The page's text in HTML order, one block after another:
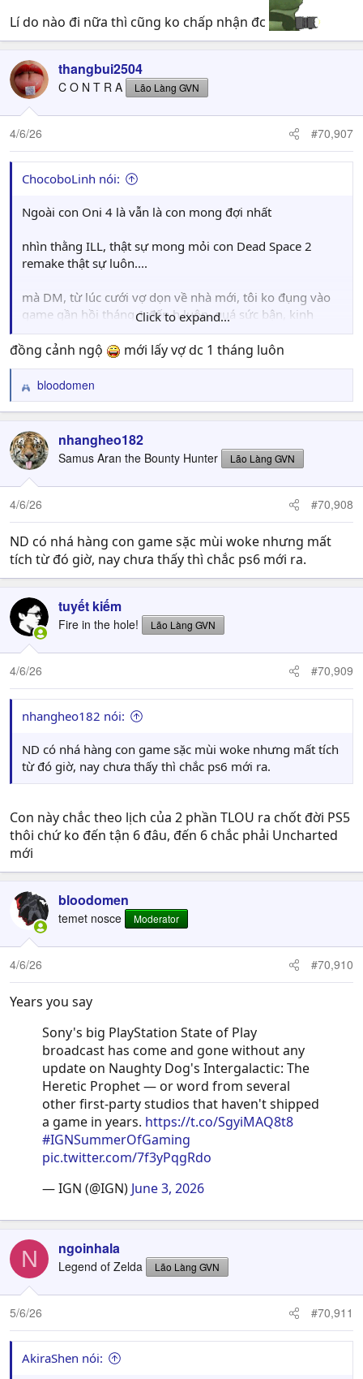
Lí do nào đi nữa thì cũng ko chấp nhận đc
thangbui2504
C O N T R A Lão Làng GVN
4/6/26 #70,907
ChocoboLinh nói:
Ngoài con Oni 4 là vẫn là con mong đợi nhất
nhìn thằng ILL, thật sự mong mỏi con Dead Space 2
remake thật sự luôn....
mà DM, từ lúc cưới vợ dọn về nhà mới, tôi ko đụng vào
game gần hồi tháng 1 đến h luôn, quá sức bận, kinh
khủng.
Click to expand...
đồng cảnh ngộ mới lấy vợ dc 1 tháng luôn
R
e
c
t
i
o
n
bloodomen
nhangheo182
Samus Aran the Bounty Hunter Lão Làng GVN
4/6/26 #70,908
ND có nhá hàng con game sặc mùi woke nhưng mất
tích từ đó giờ, nay chưa thấy thì chắc ps6 mới ra.
tuyết kiếm
Fire in the hole! Lão Làng GVN
4/6/26 #70,909
nhangheo182 nói:
ND có nhá hàng con game sặc mùi woke nhưng mất tích
từ đó giờ, nay chưa thấy thì chắc ps6 mới ra.
Con này chắc theo lịch của 2 phần TLOU ra chốt đời PS5
thôi chứ ko đến tận 6 đâu, đến 6 chắc phải Uncharted
mới
bloodomen
temet nosce Moderator
4/6/26 #70,910
Years you say
Sony's big PlayStation State of Play
broadcast has come and gone without any
update on Naughty Dog's Intergalactic: The
Heretic Prophet — or word from several
other first-party studios that haven't shipped
a game in years. https://t.co/SgyiMAQ8t8
#IGNSummerOfGaming
pic.twitter.com/7f3yPqgRdo
— IGN (@IGN) June 3, 2026
N ngoinhala
Legend of Zelda Lão Làng GVN
5/6/26 #70,911
AkiraShen nói: